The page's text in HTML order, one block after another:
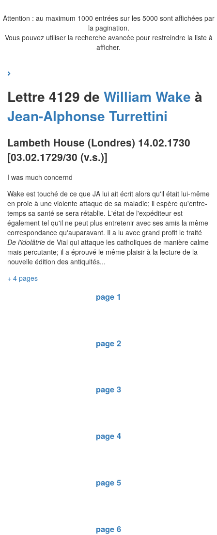
Attention : au maximum 1000 entrées sur les 5000 sont affichées par
la pagination.
Vous pouvez utiliser la recherche avancée pour restreindre la liste à
afficher.
Lettre 4129 de William Wake à
Jean-Alphonse Turrettini
Lambeth House (Londres) 14.02.1730
[03.02.1729/30 (v.s.)]
I was much concernd
Wake est touché de ce que JA lui ait écrit alors qu'il était lui-même
en proie à une violente attaque de sa maladie; il espère qu'entre-
temps sa santé se sera rétablie. L'état de l'expéditeur est
également tel qu'il ne peut plus entretenir avec ses amis la même
correspondance qu'auparavant. Il a lu avec grand profit le traité
De l'idolâtrie de Vial qui attaque les catholiques de manière calme
mais percutante; il a éprouvé le même plaisir à la lecture de la
nouvelle édition des antiquités...
+ 4 pages
page 1
page 2
page 3
page 4
page 5
page 6